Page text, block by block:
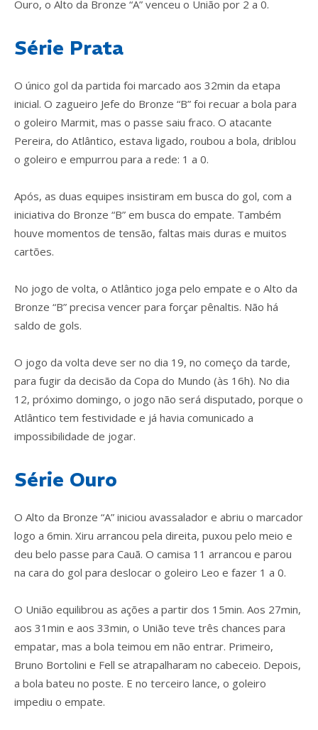
Ouro, o Alto da Bronze “A” venceu o União por 2 a 0.
Série Prata
O único gol da partida foi marcado aos 32min da etapa
inicial. O zagueiro Jefe do Bronze “B” foi recuar a bola para
o goleiro Marmit, mas o passe saiu fraco. O atacante
Pereira, do Atlântico, estava ligado, roubou a bola, driblou
o goleiro e empurrou para a rede: 1 a 0.
Após, as duas equipes insistiram em busca do gol, com a
iniciativa do Bronze “B” em busca do empate. Também
houve momentos de tensão, faltas mais duras e muitos
cartões.
No jogo de volta, o Atlântico joga pelo empate e o Alto da
Bronze “B” precisa vencer para forçar pênaltis. Não há
saldo de gols.
O jogo da volta deve ser no dia 19, no começo da tarde,
para fugir da decisão da Copa do Mundo (às 16h). No dia
12, próximo domingo, o jogo não será disputado, porque o
Atlântico tem festividade e já havia comunicado a
impossibilidade de jogar.
Série Ouro
O Alto da Bronze “A” iniciou avassalador e abriu o marcador
logo a 6min. Xiru arrancou pela direita, puxou pelo meio e
deu belo passe para Cauã. O camisa 11 arrancou e parou
na cara do gol para deslocar o goleiro Leo e fazer 1 a 0.
O União equilibrou as ações a partir dos 15min. Aos 27min,
aos 31min e aos 33min, o União teve três chances para
empatar, mas a bola teimou em não entrar. Primeiro,
Bruno Bortolini e Fell se atrapalharam no cabeceio. Depois,
a bola bateu no poste. E no terceiro lance, o goleiro
impediu o empate.